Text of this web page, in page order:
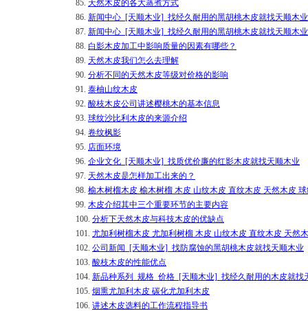
85. 天然木皮的各大蒸煮方式
86. 新闻中心_[天顺木业]_找经久耐用的黑胡桃木皮就找天顺木业
87. 新闻中心_[天顺木业]_找经久耐用的黑胡桃木皮就找天顺木业
88. 白影木皮加工中影响质量的因素有哪些？
89. 天然木皮我们怎么去理解
90. 分析不同的天然木皮等级对价格的影响
91. 泰柚山纹木皮
92. 酸枝木皮公司讲述樱桃木的基本信息
93. 球纹沙比利木皮的来源介绍
94. 卷纹枫影
95. 店面环境
96. 企业文化_[天顺木业]_找质优价廉的红影木皮就找天顺木业
97. 天然木皮是怎样加工出来的？
98. 榆木树榴木皮 榆木树榴 木皮 山纹木皮 直纹木皮 天然木皮
99. 木皮介绍其中三个重要环节的主要内容
100. 分析下天然木皮与科技木皮的优缺点
101. 尤加利树榴木皮 尤加利树榴 木皮 山纹木皮 直纹木皮 天然
102. 公司新闻_[天顺木业]_找防腐蚀的黑胡桃木皮就找天顺木业
103. 酸枝木皮的性能优点
104. 新品种系列_规格_价格_[天顺木业]_找经久耐用的木皮就找
105. 烟熏尤加利木皮 碳化尤加利木皮
106. 讲述木皮选料的工作流程指导书